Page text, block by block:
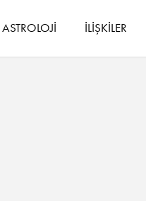
ASTROLOJİ İLİŞKİLER